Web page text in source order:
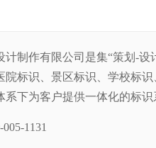
计制作有限公司是集“策划-设
院标识、景区标识、学校标
系下为客户提供一体化的标识
1131